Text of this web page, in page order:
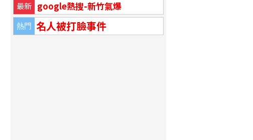
最新 google熱搜-新竹氣爆
熱門 名人被打臉事件